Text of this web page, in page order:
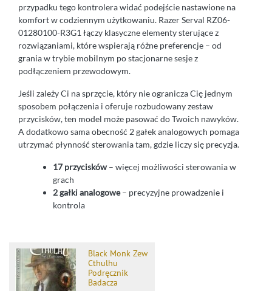
przypadku tego kontrolera widać podejście nastawione na
komfort w codziennym użytkowaniu. Razer Serval RZ06-
01280100-R3G1 łączy klasyczne elementy sterujące z
rozwiązaniami, które wspierają różne preferencje – od
grania w trybie mobilnym po stacjonarne sesje z
podłączeniem przewodowym.
Jeśli zależy Ci na sprzęcie, który nie ogranicza Cię jednym
sposobem połączenia i oferuje rozbudowany zestaw
przycisków, ten model może pasować do Twoich nawyków.
A dodatkowo sama obecność 2 gałek analogowych pomaga
utrzymać płynność sterowania tam, gdzie liczy się precyzja.
17 przycisków– więcej możliwości sterowania w
grach
2 gałki analogowe– precyzyjne prowadzenie i
kontrola
Black Monk Zew
Cthulhu
Podręcznik
Badacza